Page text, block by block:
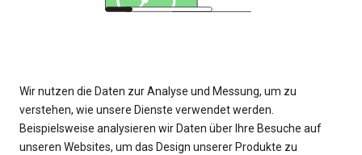
Wir nutzen die Daten zur Analyse und Messung, um zu
verstehen, wie unsere Dienste verwendet werden.
Beispielsweise analysieren wir Daten über Ihre Besuche auf
unseren Websites, um das Design unserer Produkte zu